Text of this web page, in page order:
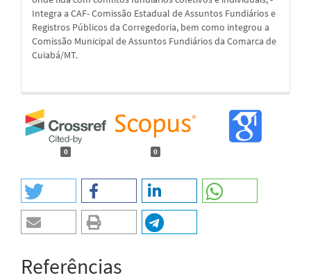
Integra a CAF- Comissão Estadual de Assuntos Fundiários e
Registros Públicos da Corregedoria, bem como integrou a
Comissão Municipal de Assuntos Fundiários da Comarca de
Cuiabá/MT.
0 0
Referências